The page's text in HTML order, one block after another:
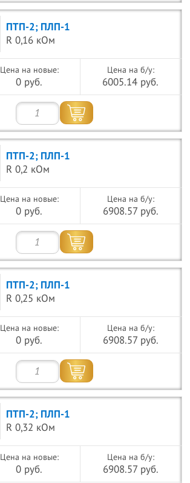
ПТП-2; ПЛП-1
R 0,16 кОм
Цена на новые:
0 руб.
Цена на б/у:
6005.14 руб.
ПТП-2; ПЛП-1
R 0,2 кОм
Цена на новые:
0 руб.
Цена на б/у:
6908.57 руб.
ПТП-2; ПЛП-1
R 0,25 кОм
Цена на новые:
0 руб.
Цена на б/у:
6908.57 руб.
ПТП-2; ПЛП-1
R 0,32 кОм
Цена на новые:
0 руб.
Цена на б/у:
6908.57 руб.